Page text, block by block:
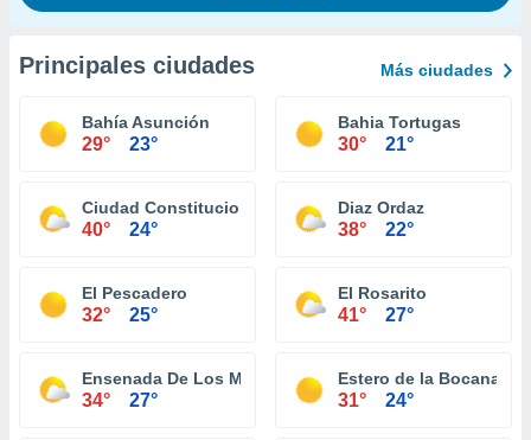
Principales ciudades Más ciudades
Bahía Asunción
29° 23°
Bahia Tortugas
30° 21°
Ciudad Constitucion
40° 24°
Diaz Ordaz
38° 22°
El Pescadero
32° 25°
El Rosarito
41° 27°
Ensenada De Los Muertos
34° 27°
Estero de la Bocana
31° 24°